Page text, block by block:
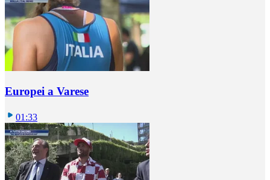
Europei a Varese
01:33